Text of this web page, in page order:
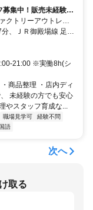
集中！販売未経験の
クトリーアウトレッ
、ＪＲ御殿場線 足柄
徒歩約71分
21:00 ※実働8h(シ
商品整理 ・店内ディ
未経験の方でも安心
やスタッフ育成な...
職場見学可
経験不問
語
次へ
取る